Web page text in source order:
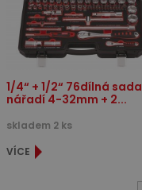
1/4“ + 1/2“ 76dílná sada
nářadí 4-32mm + 2...
skladem 2 ks
VÍCE